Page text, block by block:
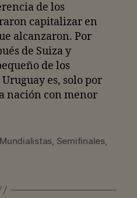
de los
capitalizar en
alcanzaron. Por
de Suiza y
de los
es, solo por
nación con menor
, Semifinales,